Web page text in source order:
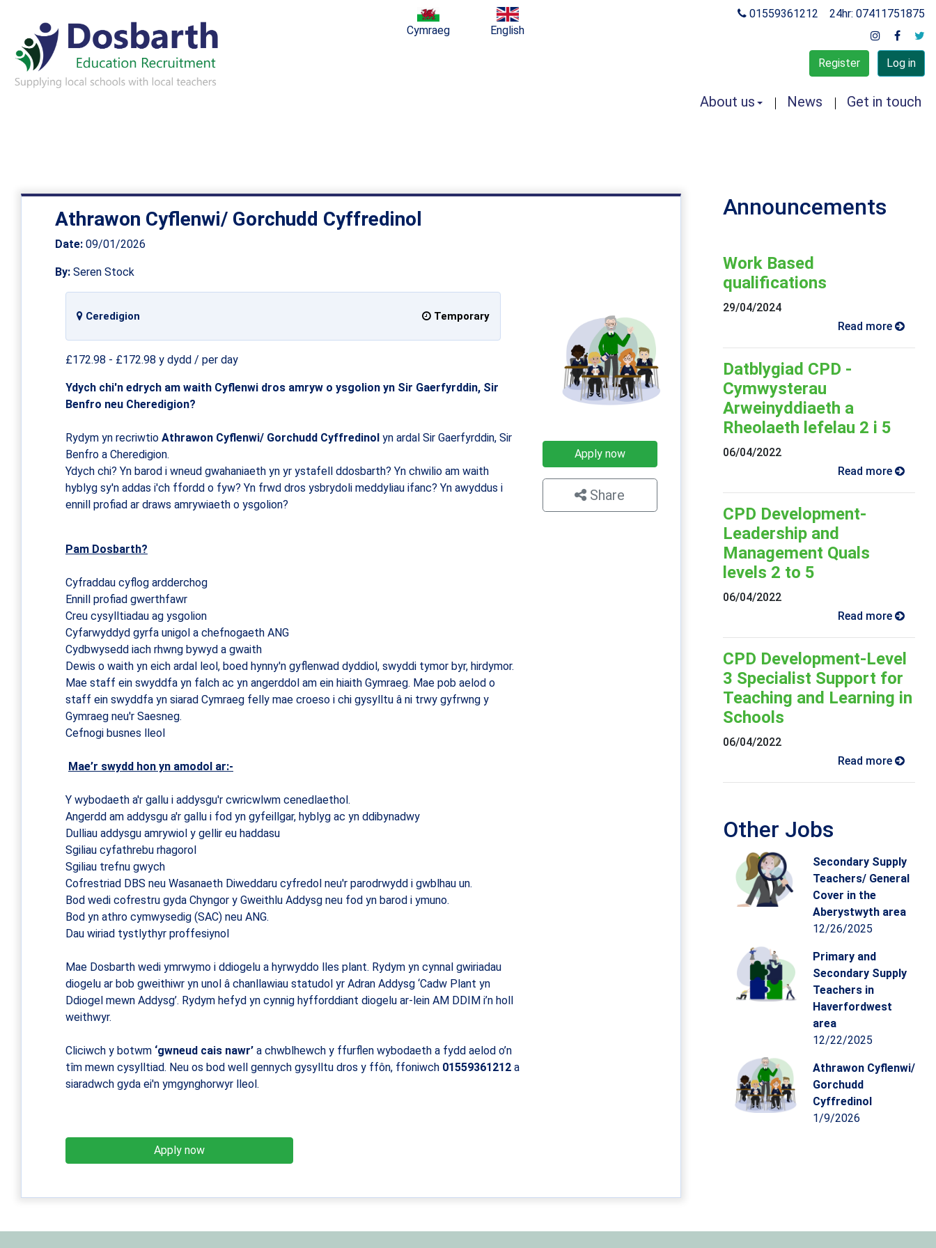
Cymraeg English
01559361212 24hr: 07411751875
Register Log in
About us News Get in touch
Athrawon Cyflenwi/ Gorchudd Cyffredinol
Date: 09/01/2026
By: Seren Stock
Ceredigion Temporary
£172.98 - £172.98 y dydd / per day
Ydych chi'n edrych am waith Cyflenwi dros amryw o ysgolion yn Sir Gaerfyrddin, Sir
Benfro neu Cheredigion?
Rydym yn recriwtio Athrawon Cyflenwi/ Gorchudd Cyffredinol yn ardal Sir Gaerfyrddin, Sir
Benfro a Cheredigion.
Ydych chi? Yn barod i wneud gwahaniaeth yn yr ystafell ddosbarth? Yn chwilio am waith
hyblyg sy'n addas i'ch ffordd o fyw? Yn frwd dros ysbrydoli meddyliau ifanc? Yn awyddus i
ennill profiad ar draws amrywiaeth o ysgolion?
Pam Dosbarth?
Cyfraddau cyflog ardderchog
Ennill profiad gwerthfawr
Creu cysylltiadau ag ysgolion
Cyfarwyddyd gyrfa unigol a chefnogaeth ANG
Cydbwysedd iach rhwng bywyd a gwaith
Dewis o waith yn eich ardal leol, boed hynny'n gyflenwad dyddiol, swyddi tymor byr, hirdymor.
Mae staff ein swyddfa yn falch ac yn angerddol am ein hiaith Gymraeg. Mae pob aelod o
staff ein swyddfa yn siarad Cymraeg felly mae croeso i chi gysylltu â ni trwy gyfrwng y
Gymraeg neu'r Saesneg.
Cefnogi busnes lleol
Mae’r swydd hon yn amodol ar:-
Y wybodaeth a'r gallu i addysgu'r cwricwlwm cenedlaethol.
Angerdd am addysgu a'r gallu i fod yn gyfeillgar, hyblyg ac yn ddibynadwy
Dulliau addysgu amrywiol y gellir eu haddasu
Sgiliau cyfathrebu rhagorol
Sgiliau trefnu gwych
Cofrestriad DBS neu Wasanaeth Diweddaru cyfredol neu'r parodrwydd i gwblhau un.
Bod wedi cofrestru gyda Chyngor y Gweithlu Addysg neu fod yn barod i ymuno.
Bod yn athro cymwysedig (SAC) neu ANG.
Dau wiriad tystlythyr proffesiynol
Mae Dosbarth wedi ymrwymo i ddiogelu a hyrwyddo lles plant. Rydym yn cynnal gwiriadau
diogelu ar bob gweithiwr yn unol â chanllawiau statudol yr Adran Addysg ‘Cadw Plant yn
Ddiogel mewn Addysg’. Rydym hefyd yn cynnig hyfforddiant diogelu ar-lein AM DDIM i’n holl
weithwyr.
Cliciwch y botwm ‘gwneud cais nawr’ a chwblhewch y ffurflen wybodaeth a fydd aelod o’n
tîm mewn cysylltiad. Neu os bod well gennych gysylltu dros y ffôn, ffoniwch 01559361212 a
siaradwch gyda ei'n ymgynghorwyr lleol.
Apply now
Apply now
Share
Announcements
Work Based
qualifications
29/04/2024
Read more
Datblygiad CPD -
Cymwysterau
Arweinyddiaeth a
Rheolaeth lefelau 2 i 5
06/04/2022
Read more
CPD Development-
Leadership and
Management Quals
levels 2 to 5
06/04/2022
Read more
CPD Development-Level
3 Specialist Support for
Teaching and Learning in
Schools
06/04/2022
Read more
Other Jobs
Secondary Supply
Teachers/ General
Cover in the
Aberystwyth area
12/26/2025
Primary and
Secondary Supply
Teachers in
Haverfordwest
area
12/22/2025
Athrawon Cyflenwi/
Gorchudd
Cyffredinol
1/9/2026